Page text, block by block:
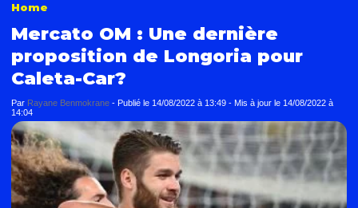
Home
Mercato OM : Une dernière
proposition de Longoria pour
Caleta-Car?
Par Rayane Benmokrane - Publié le 14/08/2022 à 13:49 - Mis à jour le 14/08/2022 à
14:04